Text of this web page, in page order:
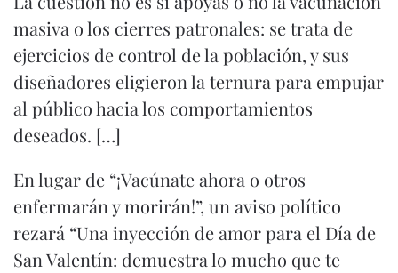
masiva o los cierres patronales: se trata de
ejercicios de control de la población, y sus
diseñadores eligieron la ternura para empujar
al público hacia los comportamientos
deseados. […]
En lugar de “¡Vacúnate ahora o otros
enfermarán y morirán!”, un aviso político
rezará “Una inyección de amor para el Día de
San Valentín: demuestra lo mucho que te